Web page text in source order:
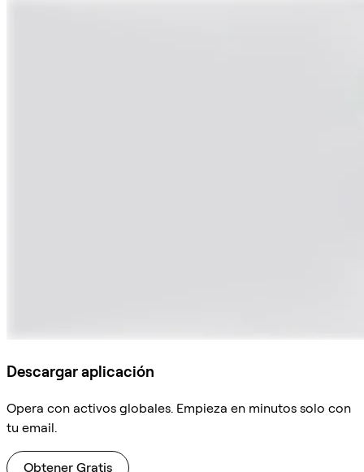
Descargar aplicación
Opera con activos globales. Empieza en minutos solo con
tu email.
Obtener Gratis